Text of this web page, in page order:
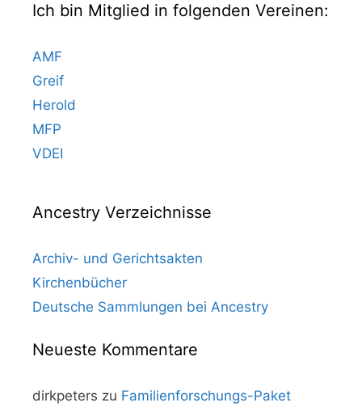
Ich bin Mitglied in folgenden Vereinen:
AMF
Greif
Herold
MFP
VDEI
Ancestry Verzeichnisse
Archiv- und Gerichtsakten
Kirchenbücher
Deutsche Sammlungen bei Ancestry
Neueste Kommentare
dirkpeters zu Familienforschungs-Paket